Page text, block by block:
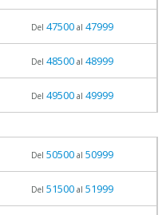
Del 47500al 47999
Del 48500al 48999
Del 49500al 49999
Del 50500al 50999
Del 51500al 51999